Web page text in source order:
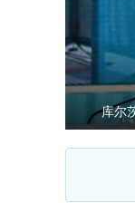
库尔